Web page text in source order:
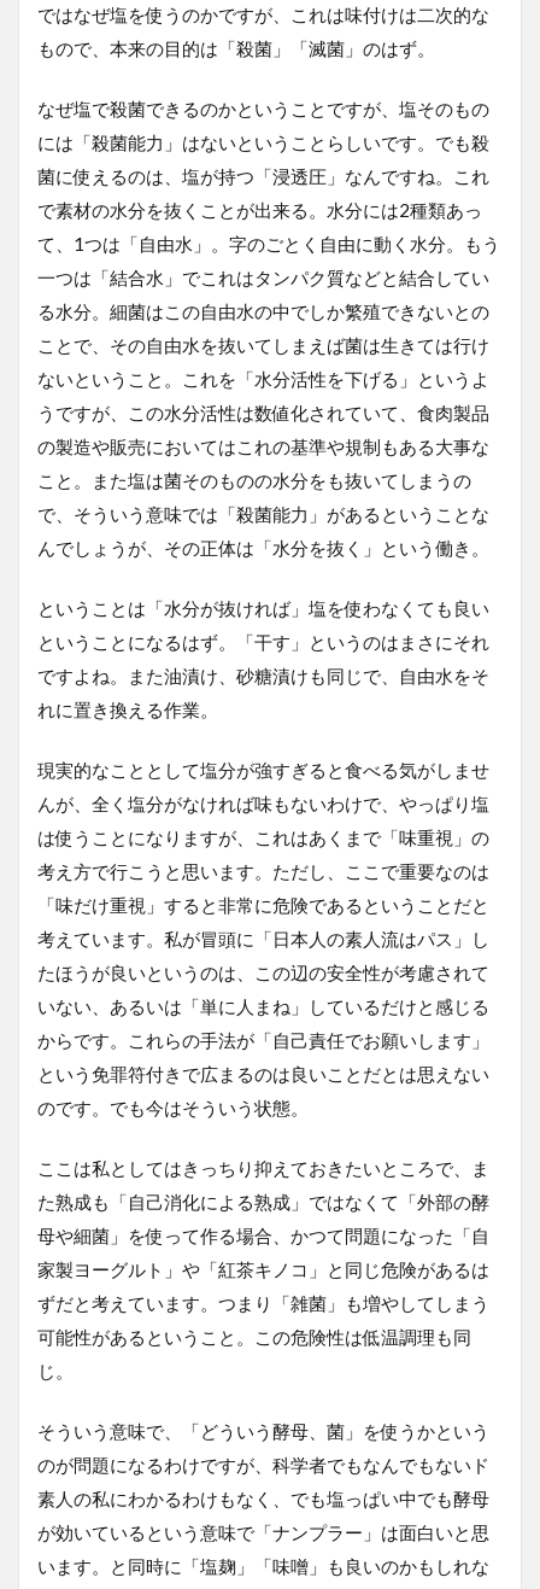
ではなぜ塩を使うのかですが、これは味付けは二次的な
もので、本来の目的は「殺菌」「滅菌」のはず。
なぜ塩で殺菌できるのかということですが、塩そのもの
には「殺菌能力」はないということらしいです。でも殺
菌に使えるのは、塩が持つ「浸透圧」なんですね。これ
で素材の水分を抜くことが出来る。水分には2種類あっ
て、1つは「自由水」。字のごとく自由に動く水分。もう
一つは「結合水」でこれはタンパク質などと結合してい
る水分。細菌はこの自由水の中でしか繁殖できないとの
ことで、その自由水を抜いてしまえば菌は生きては行け
ないということ。これを「水分活性を下げる」というよ
うですが、この水分活性は数値化されていて、食肉製品
の製造や販売においてはこれの基準や規制もある大事な
こと。また塩は菌そのものの水分をも抜いてしまうの
で、そういう意味では「殺菌能力」があるということな
んでしょうが、その正体は「水分を抜く」という働き。
ということは「水分が抜ければ」塩を使わなくても良い
ということになるはず。「干す」というのはまさにそれ
ですよね。また油漬け、砂糖漬けも同じで、自由水をそ
れに置き換える作業。
現実的なこととして塩分が強すぎると食べる気がしませ
んが、全く塩分がなければ味もないわけで、やっぱり塩
は使うことになりますが、これはあくまで「味重視」の
考え方で行こうと思います。ただし、ここで重要なのは
「味だけ重視」すると非常に危険であるということだと
考えています。私が冒頭に「日本人の素人流はパス」し
たほうが良いというのは、この辺の安全性が考慮されて
いない、あるいは「単に人まね」しているだけと感じる
からです。これらの手法が「自己責任でお願いします」
という免罪符付きで広まるのは良いことだとは思えない
のです。でも今はそういう状態。
ここは私としてはきっちり抑えておきたいところで、ま
た熟成も「自己消化による熟成」ではなくて「外部の酵
母や細菌」を使って作る場合、かつて問題になった「自
家製ヨーグルト」や「紅茶キノコ」と同じ危険があるは
ずだと考えています。つまり「雑菌」も増やしてしまう
可能性があるということ。この危険性は低温調理も同
じ。
そういう意味で、「どういう酵母、菌」を使うかという
のが問題になるわけですが、科学者でもなんでもないド
素人の私にわかるわけもなく、でも塩っぱい中でも酵母
が効いているという意味で「ナンプラー」は面白いと思
います。と同時に「塩麹」「味噌」も良いのかもしれな